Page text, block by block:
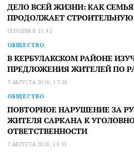
ДЕЛО ВСЕЙ ЖИЗНИ: КАК
ПРОДОЛЖАЕТ
СЕГОДНЯ В 11:42
ОБЩЕСТВО
В КЕРБУЛАКСКОМ РАЙОНЕ
ПРЕДЛОЖЕНИЯ ЖИТЕЛЕЙ ПО
7 АВГУСТА 2026, 17:36
ОБЩЕСТВО
ПОВТОРНОЕ НАРУШЕНИЕ ЗА
ЖИТЕЛЯ САРКАНА К
ОТВЕТСТВЕННОСТИ
7 АВГУСТА 2026, 16:51